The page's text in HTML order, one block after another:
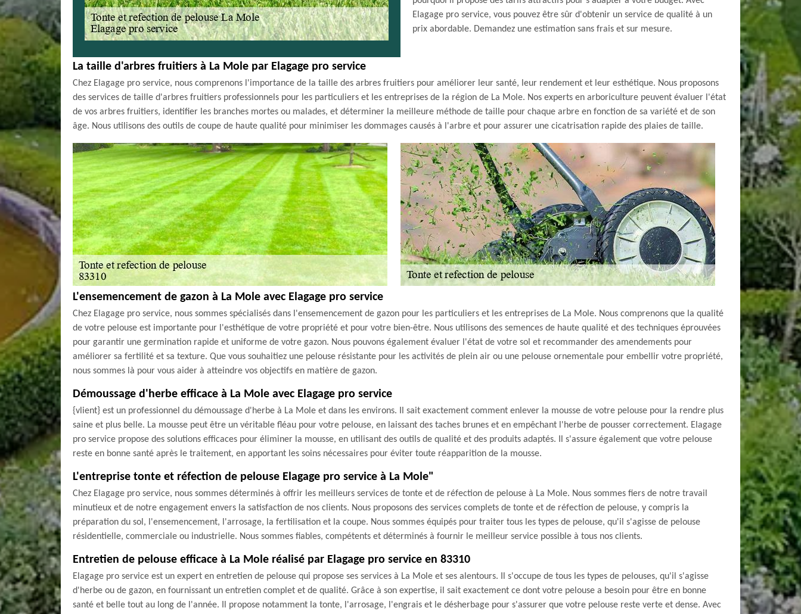
Elagage pro service, vous pouvez être sûr d'obtenir un service de qualité à un
prix abordable. Demandez une estimation sans frais et sur mesure.
La taille d'arbres fruitiers à La Mole par Elagage pro service
Chez Elagage pro service, nous comprenons l'importance de la taille des arbres fruitiers pour améliorer leur santé, leur rendement et leur esthétique. Nous proposons
des services de taille d'arbres fruitiers professionnels pour les particuliers et les entreprises de la région de La Mole. Nos experts en arboriculture peuvent évaluer l'état
de vos arbres fruitiers, identifier les branches mortes ou malades, et déterminer la meilleure méthode de taille pour chaque arbre en fonction de sa variété et de son
âge. Nous utilisons des outils de coupe de haute qualité pour minimiser les dommages causés à l'arbre et pour assurer une cicatrisation rapide des plaies de taille.
L'ensemencement de gazon à La Mole avec Elagage pro service
Chez Elagage pro service, nous sommes spécialisés dans l'ensemencement de gazon pour les particuliers et les entreprises de La Mole. Nous comprenons que la qualité
de votre pelouse est importante pour l'esthétique de votre propriété et pour votre bien-être. Nous utilisons des semences de haute qualité et des techniques éprouvées
pour garantir une germination rapide et uniforme de votre gazon. Nous pouvons également évaluer l'état de votre sol et recommander des amendements pour
améliorer sa fertilité et sa texture. Que vous souhaitiez une pelouse résistante pour les activités de plein air ou une pelouse ornementale pour embellir votre propriété,
nous sommes là pour vous aider à atteindre vos objectifs en matière de gazon.
Démoussage d'herbe efficace à La Mole avec Elagage pro service
{vlient} est un professionnel du démoussage d'herbe à La Mole et dans les environs. Il sait exactement comment enlever la mousse de votre pelouse pour la rendre plus
saine et plus belle. La mousse peut être un véritable fléau pour votre pelouse, en laissant des taches brunes et en empêchant l'herbe de pousser correctement. Elagage
pro service propose des solutions efficaces pour éliminer la mousse, en utilisant des outils de qualité et des produits adaptés. Il s'assure également que votre pelouse
reste en bonne santé après le traitement, en apportant les soins nécessaires pour éviter toute réapparition de la mousse.
L'entreprise tonte et réfection de pelouse Elagage pro service à La Mole"
Chez Elagage pro service, nous sommes déterminés à offrir les meilleurs services de tonte et de réfection de pelouse à La Mole. Nous sommes fiers de notre travail
minutieux et de notre engagement envers la satisfaction de nos clients. Nous proposons des services complets de tonte et de réfection de pelouse, y compris la
préparation du sol, l'ensemencement, l'arrosage, la fertilisation et la coupe. Nous sommes équipés pour traiter tous les types de pelouse, qu'il s'agisse de pelouse
résidentielle, commerciale ou industrielle. Nous sommes fiables, compétents et déterminés à fournir le meilleur service possible à tous nos clients.
Entretien de pelouse efficace à La Mole réalisé par Elagage pro service en 83310
Elagage pro service est un expert en entretien de pelouse qui propose ses services à La Mole et ses alentours. Il s'occupe de tous les types de pelouses, qu'il s'agisse
d'herbe ou de gazon, en fournissant un entretien complet et de qualité. Grâce à son expertise, il sait exactement ce dont votre pelouse a besoin pour être en bonne
santé et belle tout au long de l'année. Il propose notamment la tonte, l'arrosage, l'engrais et le désherbage pour s'assurer que votre pelouse reste verte et dense. Avec